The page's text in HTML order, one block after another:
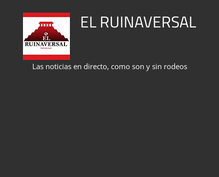
contenido
EL RUINAVERSAL
Las noticias en directo, como son y sin rodeos